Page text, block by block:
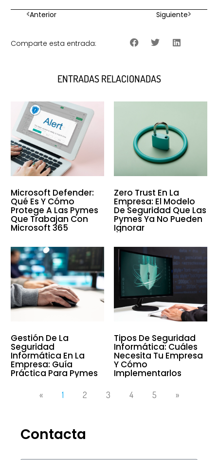
Anterior Siguiente
Comparte esta entrada:
ENTRADAS RELACIONADAS
Microsoft Defender:
Qué Es Y Cómo
Protege A Las Pymes
Que Trabajan Con
Microsoft 365
Zero Trust En La
Empresa: El Modelo
De Seguridad Que Las
Pymes Ya No Pueden
Ignorar
Gestión De La
Seguridad
Informática En La
Empresa: Guía
Práctica Para Pymes
Tipos De Seguridad
Informática: Cuáles
Necesita Tu Empresa
Y Cómo
Implementarlos
« 1 2 3 4 5 »
Contacta